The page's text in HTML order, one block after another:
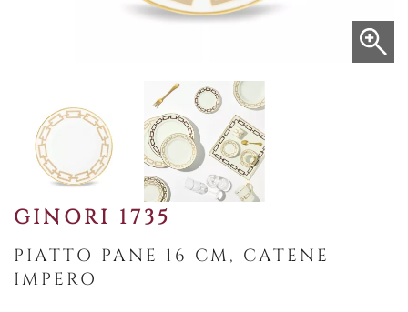
GINORI 1735
PIATTO PANE 16 CM, CATENE
IMPERO